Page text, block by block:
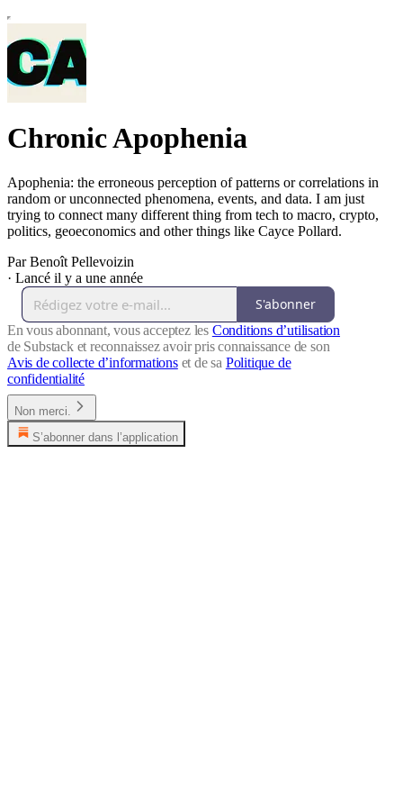
Chronic Apophenia
Apophenia: the erroneous perception of patterns or correlations in
random or unconnected phenomena, events, and data. I am just
trying to connect many different thing from tech to macro, crypto,
politics, geoeconomics and other things like Cayce Pollard.
Par Benoît Pellevoizin
· Lancé il y a une année
S'abonner
En vous abonnant, vous acceptez les Conditions d’utilisation
de Substack et reconnaissez avoir pris connaissance de son
Avis de collecte d’informationset de sa Politique de
confidentialité
Non merci.
S’abonner dans l’application